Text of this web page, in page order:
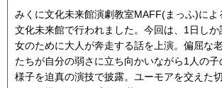
みくに文化未来館演劇教室MAFF(まっふ)によ
文化未来館で行われました。今回は、1日し
女のために大人が奔走する話を上演。偏屈な
たちが自分の弱さに立ち向かいながら1人の
様子を迫真の演技で披露。ユーモアを交えた